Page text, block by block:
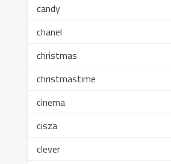
candy
chanel
christmas
christmastime
cinema
cisza
clever